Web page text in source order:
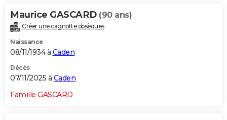
Maurice GASCARD (90 ans)
Créer une cagnotte obsèques
Naissance
08/11/1934 à Caden
Décès
07/11/2025 à Caden
Famille GASCARD